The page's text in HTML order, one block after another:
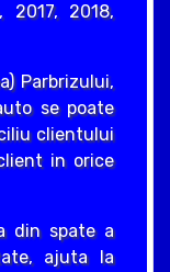
2017, 2018,
Parbrizului,
se poate
clientului
in orice
din spate a
ajuta la